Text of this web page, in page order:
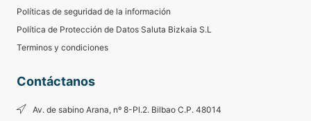
Políticas de seguridad de la información
Política de Protección de Datos Saluta Bizkaia S.L
Terminos y condiciones
Contáctanos
Av. de sabino Arana, nº 8-Pl.2. Bilbao C.P. 48014